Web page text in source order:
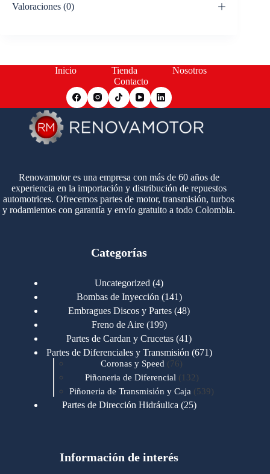
Valoraciones (0)
Inicio Tienda
Nosotros
Contacto
Renovamotor es una empresa con más de 60 años de
experiencia en la importación y distribución de repuestos
automotrices. Ofrecemos partes de motor, transmisión, turbos
y rodamientos con garantía y envío gratuito a todo Colombia.
Categorías
Uncategorized 44
productos
Bombas de Inyección 141141
productos
Embragues Discos y Partes 4848
Freno de Aire 199199
productos
Partes de Cardan y Crucetas 4141
productos
Partes de Diferenciales y Transmisión 671671
Coronas y Speed 7676
productos
Piñoneria de Diferencial 132 132
productos
Piñoneria de Transmisión y Caja 539539
Partes de Dirección Hidráulica 2525
Motores Cummins 723
Información de interés